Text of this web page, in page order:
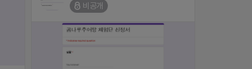
비공개